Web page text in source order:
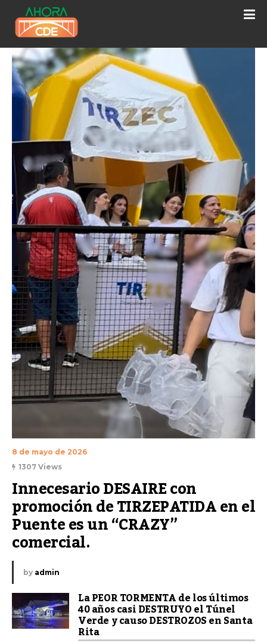
8 de mayo de 2026
1307 Views
Innecesario DESAIRE con
promoción de TIRZEPATIDA en el
Puente es un “CRAZY”
comercial.
by admin
La PEOR TORMENTA de los últimos
40 años casi DESTRUYO el Túnel
Verde y causo DESTROZOS en Santa
Rita